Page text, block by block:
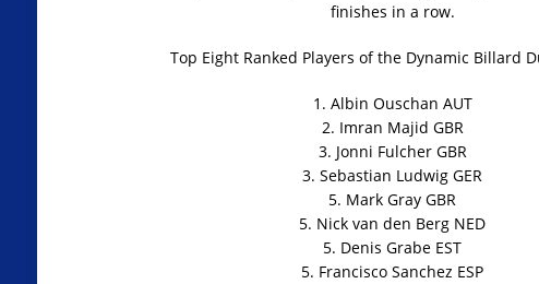
finishes in a row.
Top Eight Ranked Players of the Dynamic Billard
1. Albin Ouschan AUT
2. Imran Majid GBR
3. Jonni Fulcher GBR
3. Sebastian Ludwig GER
5. Mark Gray GBR
5. Nick van den Berg NED
5. Denis Grabe EST
5. Francisco Sanchez ESP